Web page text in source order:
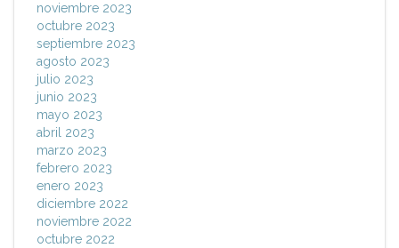
noviembre 2023
octubre 2023
septiembre 2023
agosto 2023
julio 2023
junio 2023
mayo 2023
abril 2023
marzo 2023
febrero 2023
enero 2023
diciembre 2022
noviembre 2022
octubre 2022